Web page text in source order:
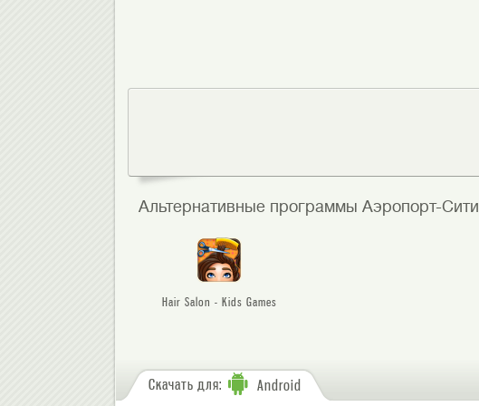
Альтернативные программы Аэропорт-Сити
Hair Salon - Kids Games
Скачать для: Android